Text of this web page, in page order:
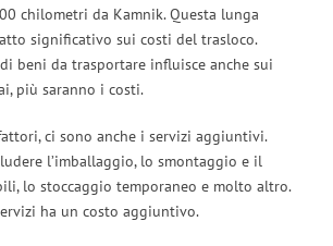
chilometri da Kamnik. Questa lunga
significativo sui costi del trasloco.
beni da trasportare influisce anche sui
più saranno i costi.
ci sono anche i servizi aggiuntivi.
l’imballaggio, lo smontaggio e il
lo stoccaggio temporaneo e molto altro.
ha un costo aggiuntivo.